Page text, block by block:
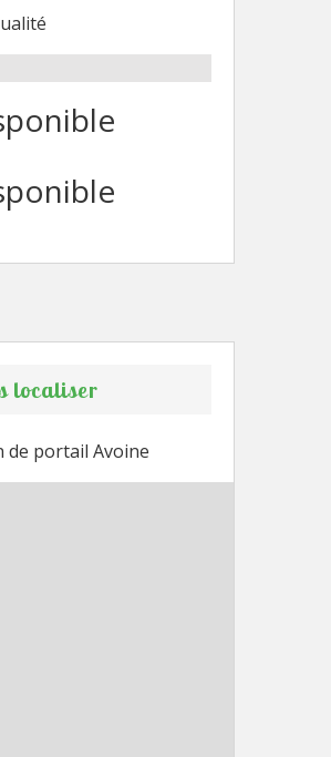
localiser
de portail Avoine